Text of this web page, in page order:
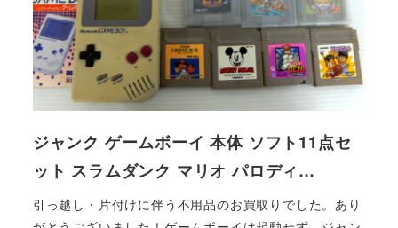
ジャンク ゲームボーイ 本体 ソフト11点セ
ット スラムダンク マリオ パロディ…
引っ越し・片付けに伴う不用品のお買取りでした。あり